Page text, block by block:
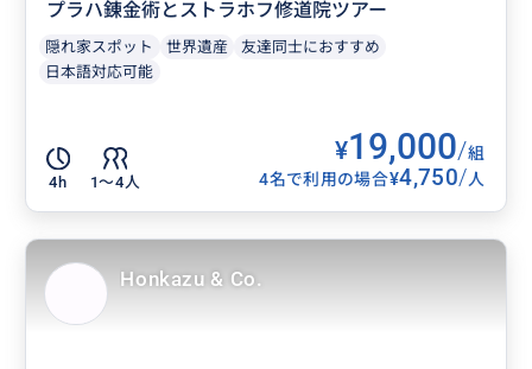
プラハ錬金術とストラホフ修道院ツアー
隠れ家スポット 世界遺産
友達同士におすすめ
日本語対応可能
4h 1〜4人
¥19,000/組
4名で利用の場合¥4,750/人
Honkazu & Co.